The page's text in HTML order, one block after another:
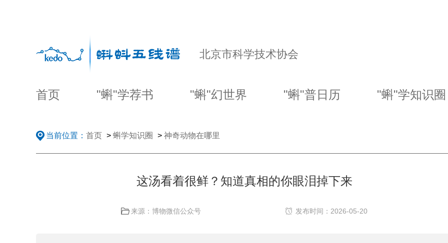
北京市科学技术协会
首页 "蝌"学荐书 "蝌"幻世界 "蝌"普日历 "蝌"学知识圈
当前位置： 首页 > 蝌学知识圈 > 神奇动物在哪里
这汤看着很鲜？知道真相的你眼泪掉下来
来源：博物微信公众号 发布时间：2026-05-20